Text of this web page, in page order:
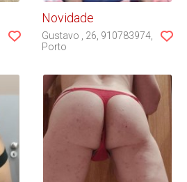
Novidade
Gustavo 26 910783974
Porto